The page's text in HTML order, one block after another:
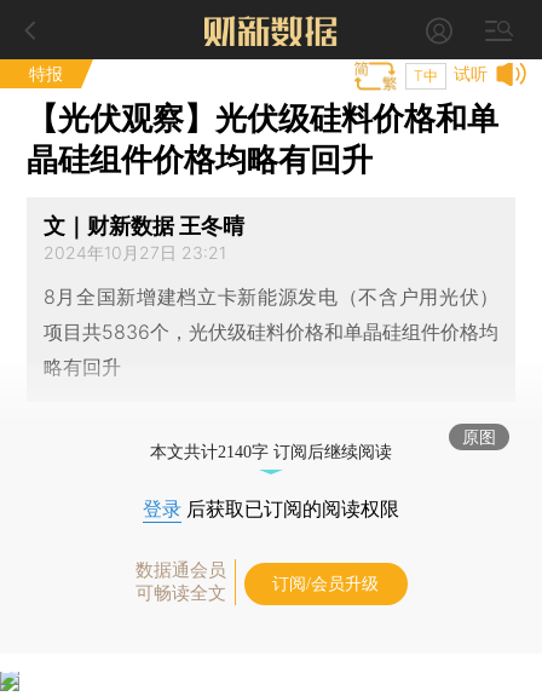
特报 试听
T中
【光伏观察】光伏级硅料价格和单
晶硅组件价格均略有回升
文｜财新数据 王冬晴
2024年10月27日 23:21
8月全国新增建档立卡新能源发电（不含户用光伏）
项目共5836个，光伏级硅料价格和单晶硅组件价格均
略有回升
原图
本文共计2140字 订阅后继续阅读
登录 后获取已订阅的阅读权限
数据通会员
可畅读全文
订阅/会员升级